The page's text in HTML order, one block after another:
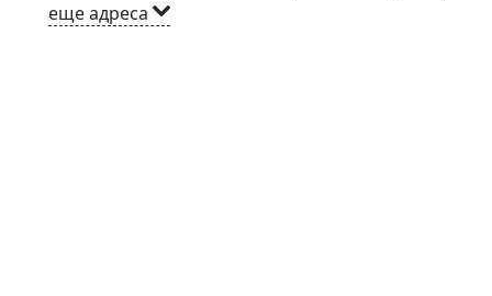
еще адреса